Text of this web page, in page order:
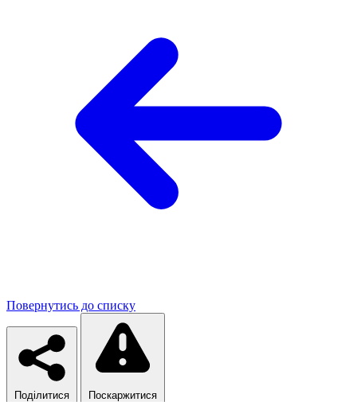
Повернутись до списку
Поділитися Поскаржитися